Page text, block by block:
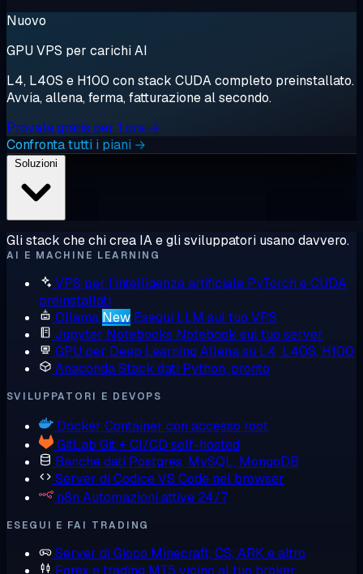
Nuovo
GPU VPS per carichi AI
L4, L40S e H100 con stack CUDA completo preinstallato.
Avvia, allena, ferma, fatturazione al secondo.
Provala gratis per 1 ora →
Confronta tutti i piani →
Gli stack che chi crea IA e gli sviluppatori usano davvero.
AI E MACHINE LEARNING
VPS per l'intelligenza artificiale PyTorch e CUDA
preinstallati
Ollama New Esegui LLM sul tuo VPS
Jupyter Notebooks Notebook sul tuo server
GPU per Deep Learning Allena su L4, L40S, H100
AnacondaStack dati Python, pronto
SVILUPPATORI E DEVOPS
Docker Container con accesso root
GitLab Git + CI/CD self-hosted
Banche dati Postgres, MySQL, MongoDB
Server di CodiceVS Code nel browser
n8n Automazioni attive 24/7
ESEGUI E FAI TRADING
Server di Gioco Minecraft, CS, ARK e altro
Forex e trading MT5 vicino al tuo broker